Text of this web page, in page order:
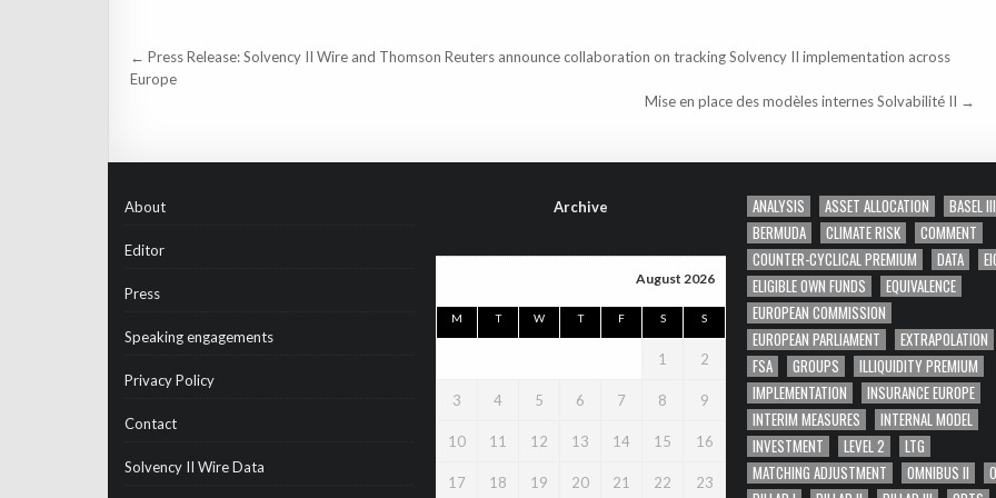
Post
navigation
← Press Release: Solvency II Wire and Thomson Reuters announce collaboration on tracking Solvency II implementation across
Europe
Mise en place des modèles internes Solvabilité II →
About
Editor
Press
Speaking engagements
Privacy Policy
Contact
Solvency II Wire Data
Archive
August 2026
M T W T F S S
1 2
3 4 5 6 7 8 9
10 11 12 13 14 15 16
17 18 19 20 21 22 23
ANALYSIS ASSET ALLOCATION
BASEL III
BERMUDA
CLIMATE RISK
COMMENT
COUNTER-CYCLICAL PREMIUM
DATA
ELIGIBLE OWN FUNDS
EQUIVALENCE
EUROPEAN COMMISSION
EUROPEAN PARLIAMENT
EXTRAPOLATION
FSA
GROUPS
ILLIQUIDITY PREMIUM
IMPLEMENTATION
INSURANCE EUROPE
INTERIM MEASURES
INTERNAL MODEL
INVESTMENT
LEVEL 2
LTG
MATCHING ADJUSTMENT
OMNIBUS II